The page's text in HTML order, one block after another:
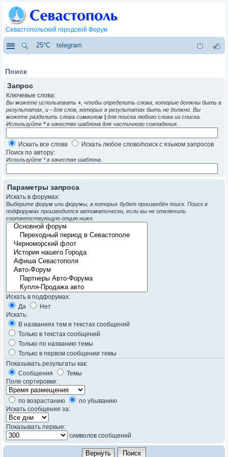
Севастопольский городской Форум
25°C telegram
Поиск
Запрос
Ключевые слова:
Вы можете использовать +, чтобы определить слова, которые должны быть в
результатах, и - для слов, которых в результатах быть не должно. Вы
можете разделить слова символом | для поиска любого слова из списка.
Используйте *в качестве шаблона для частичного совпадения.
Искать все слова
Искать любое слово/поиск с языком запросов
Поиск по автору:
Используйте * в качестве шаблона.
Параметры запроса
Искать в форумах:
Выберите форум или форумы, в которых будет произведён поиск. Поиск в
подфорумах производится автоматически, если вы не отключили
соответствующую опцию ниже.
Искать в подфорумах:
Да
Нет
Искать:
В названиях тем и текстах сообщений
Только в текстах сообщений
Только по названию темы
Только в первом сообщении темы
Показывать результаты как:
Сообщения
Темы
Поле сортировки:
по возрастанию
по убыванию
Искать сообщения за:
Показывать первые:
символов сообщений